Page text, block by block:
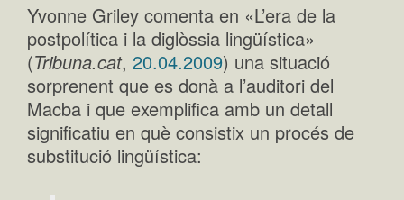
Yvonne Griley comenta en «L’era de la
postpolítica i la diglòssia lingüística»
(Tribuna.cat, 20.04.2009) una situació
sorprenent que es donà a l’auditori del
Macba i que exemplifica amb un detall
significatiu en què consistix un procés de
substitució lingüística: